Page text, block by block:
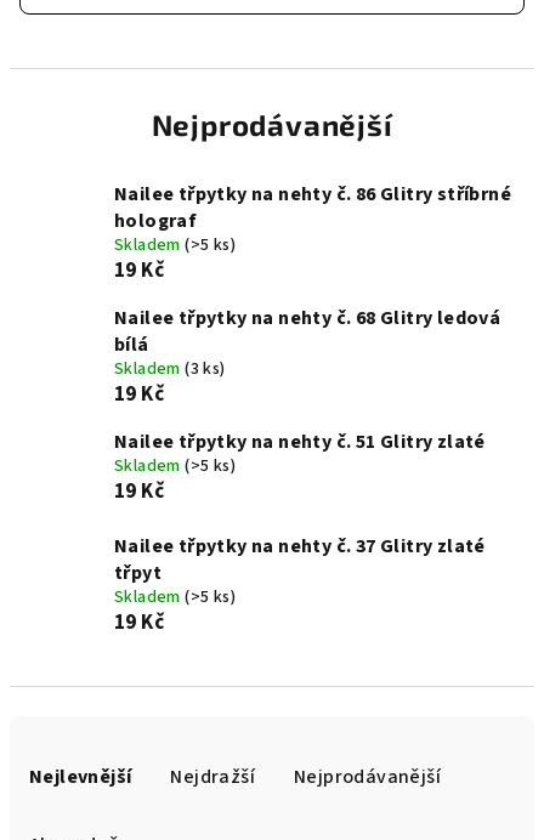
Nejprodávanější
Nailee třpytky na nehty č. 86 Glitry stříbrné
holograf
Skladem(>5 ks)
19 Kč
Nailee třpytky na nehty č. 68 Glitry ledová
bílá
Skladem(3 ks)
19 Kč
Nailee třpytky na nehty č. 51 Glitry zlaté
Skladem(>5 ks)
19 Kč
Nailee třpytky na nehty č. 37 Glitry zlaté
třpyt
Skladem(>5 ks)
19 Kč
Nejlevnější Nejdražší Nejprodávanější